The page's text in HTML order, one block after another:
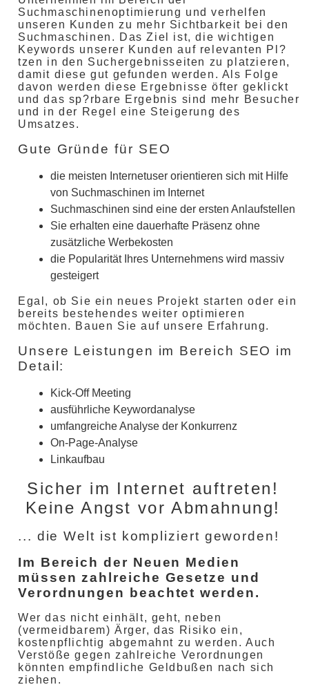
Suchmaschinenoptimierung und verhelfen
unseren Kunden zu mehr Sichtbarkeit bei den
Suchmaschinen. Das Ziel ist, die wichtigen
Keywords unserer Kunden auf relevanten Pl?
tzen in den Suchergebnisseiten zu platzieren,
damit diese gut gefunden werden. Als Folge
davon werden diese Ergebnisse öfter geklickt
und das sp?rbare Ergebnis sind mehr Besucher
und in der Regel eine Steigerung des
Umsatzes.
Gute Gründe für SEO
die meisten Internetuser orientieren sich mit Hilfe
von Suchmaschinen im Internet
Suchmaschinen sind eine der ersten Anlaufstellen
Sie erhalten eine dauerhafte Präsenz ohne
zusätzliche Werbekosten
die Popularität Ihres Unternehmens wird massiv
gesteigert
Egal, ob Sie ein neues Projekt starten oder ein
bereits bestehendes weiter optimieren
möchten. Bauen Sie auf unsere Erfahrung.
Unsere Leistungen im Bereich SEO im
Detail:
Kick-Off Meeting
ausführliche Keywordanalyse
umfangreiche Analyse der Konkurrenz
On-Page-Analyse
Linkaufbau
Sicher im Internet auftreten!
Keine Angst vor Abmahnung!
... die Welt ist kompliziert geworden!
Im Bereich der Neuen Medien
müssen zahlreiche Gesetze und
Verordnungen beachtet werden.
Wer das nicht einhält, geht, neben
(vermeidbarem) Ärger, das Risiko ein,
kostenpflichtig abgemahnt zu werden. Auch
Verstöße gegen zahlreiche Verordnungen
könnten empfindliche Geldbußen nach sich
ziehen.